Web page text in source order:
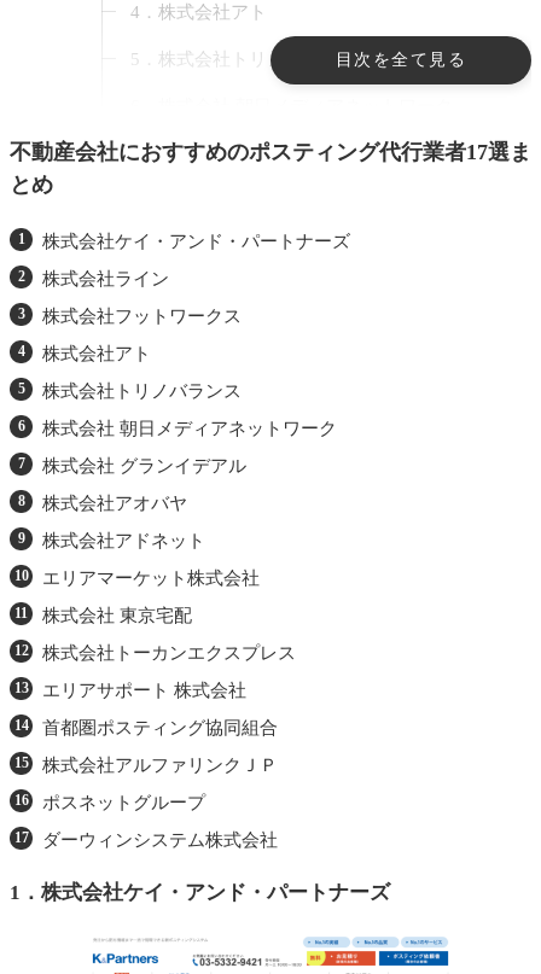
目次を全て見る
4．株式会社アト
5．株式会社トリノバランス
7．株式会社 グランイデアル
9．株式会社アドネット
10．エリアマーケット株式会社
12．株式会社トーカンエクスプレス
13．エリアサポート 株式会社
15．株式会社アルファリンクＪＰ
16．ポスネットグループ
17．ダーウィンシステム株式会社
あわせて読みたい
不動産会社におすすめのポスティング代行業者17選ま
とめ
株式会社ケイ・アンド・パートナーズ
株式会社ライン
株式会社フットワークス
株式会社アト
株式会社トリノバランス
株式会社 朝日メディアネットワーク
株式会社 グランイデアル
株式会社アオバヤ
株式会社アドネット
エリアマーケット株式会社
株式会社 東京宅配
株式会社トーカンエクスプレス
エリアサポート 株式会社
首都圏ポスティング協同組合
株式会社アルファリンクＪＰ
ポスネットグループ
ダーウィンシステム株式会社
1． 株式会社ケイ・アンド・パートナーズ